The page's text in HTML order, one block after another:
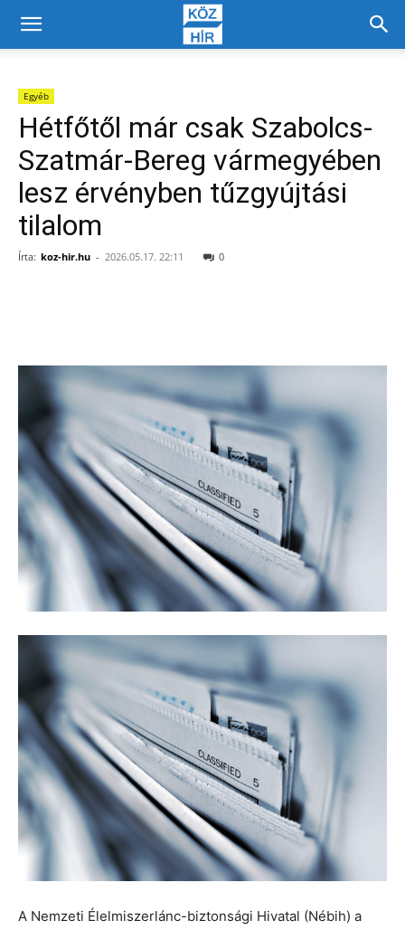
Egyéb
Hétfőtől már csak Szabolcs-
Szatmár-Bereg vármegyében
lesz érvényben tűzgyújtási
tilalom
Írta: koz-hir.hu - 2026.05.17. 22:11 0
A Nemzeti Élelmiszerlánc-biztonsági Hivatal (Nébih) a